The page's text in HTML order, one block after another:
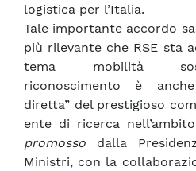
logistica per l’Italia.
Tale importante accordo
più rilevante che RSE sta
tema mobilità
riconoscimento è
diretta” del prestigioso
ente di ricerca
promosso dalla
Ministri, con la